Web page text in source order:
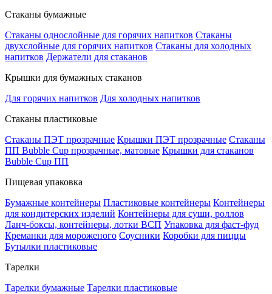
Стаканы бумажные
Стаканы однослойные для горячих напитков Стаканы
двухслойные для горячих напитков Стаканы для холодных
напитков Держатели для стаканов
Крышки для бумажных стаканов
Для горячих напитков Для холодных напитков
Стаканы пластиковые
Стаканы ПЭТ прозрачные Крышки ПЭТ прозрачные Стаканы
ПП Bubble Cup прозрачные, матовые Крышки для стаканов
Bubble Cup ПП
Пищевая упаковка
Бумажные контейнеры Пластиковые контейнеры Контейнеры
для кондитерских изделий Контейнеры для суши, роллов
Ланч-боксы, контейнеры, лотки ВСП Упаковка для фаст-фуд
Креманки для мороженого Соусники Коробки для пиццы
Бутылки пластиковые
Тарелки
Тарелки бумажные Тарелки пластиковые